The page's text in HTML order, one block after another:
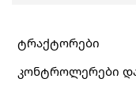
ტრაქტორები
კონტროლერები